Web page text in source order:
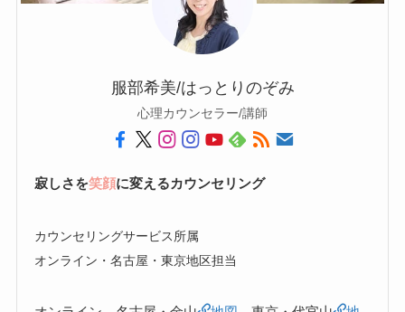
服部希美/はっとりのぞみ
心理カウンセラー/講師
寂しさを笑顔に変えるカウンセリング
カウンセリングサービス所属
オンライン・名古屋・東京地区担当